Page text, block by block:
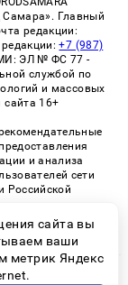
Главный
редакции:
редакции:+7 (987)
ЭЛ № ФС 77 -
службой по
и массовых
сайта 16+
и анализа
сети
Российской
«СМИ2» (PDF)
сайта вы
ваши
метрик Яндекс